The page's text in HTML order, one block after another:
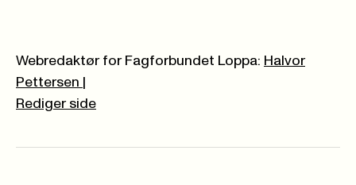
Webredaktør for Fagforbundet Loppa: Halvor
Pettersen
Rediger side